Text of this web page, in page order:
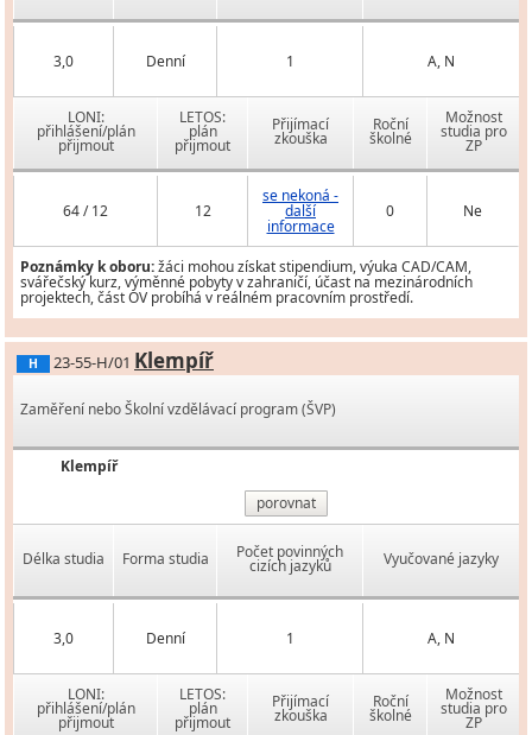
3,0 Denní 1 A, N
LONI:
přihlášení/plán
přijmout
LETOS:
plán
přijmout
Přijímací
zkouška
Roční
školné
Možnost
studia pro
ZP
64 / 12 12
se nekoná -
další
informace
0 Ne
Poznámky k oboru:žáci mohou získat stipendium, výuka CAD/CAM,
svářečský kurz, výměnné pobyty v zahraničí, účast na mezinárodních
projektech, část OV probíhá v reálném pracovním prostředí.
H 23-55-H/01 Klempíř
Zaměření nebo Školní vzdělávací program (ŠVP)
Klempíř
porovnat
Délka studia Forma studia Počet povinných
cizích jazyků Vyučované jazyky
3,0 Denní 1 A, N
LONI:
přihlášení/plán
přijmout
LETOS:
plán
přijmout
Přijímací
zkouška
Roční
školné
Možnost
studia pro
ZP